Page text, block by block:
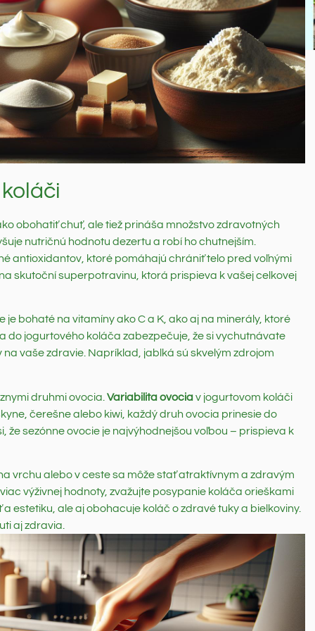
obohatiť chuť, ale tiež prináša množstvo zdravotných
nutričnú hodnotu dezertu a robí ho chutnejším.
antioxidantov, ktoré pomáhajú chrániť telo pred voľnými
skutoční superpotravinu, ktorá prispieva k vašej celkovej
bohaté na vitamíny ako C a K, ako aj na minerály, ktoré
do jogurtového koláča zabezpečuje, že si vychutnávate
vaše zdravie. Napríklad, jablká sú skvelým zdrojom
druhmi ovocia. Variabilita ovociav jogurtovom koláči
čerešne alebo kiwi, každý druh ovocia prinesie do
že sezónne ovocie je najvýhodnejšou voľbou – prispieva k
vrchu alebo v ceste sa môže stať atraktívnym a zdravým
výživnej hodnoty, zvažujte posypanie koláča orieškami
estetiku, ale aj obohacuje koláč o zdravé tuky a bielkoviny.
aj zdravia.